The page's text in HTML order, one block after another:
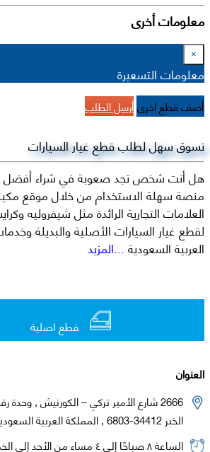
معلومات أخرى
×
معلومات التسعيرة
أضف قطع اخرىأرسل الطلب
تسوق سهل لطلب قطع غيار السيارات
هل أنت شخص تجد صعوبة في شراء أفضل قطع
منصة سهلة الاستخدام من خلال موقع
العربية السعودية...المزيد
قطع اصلية
العنوان
2666 شارع الأمير تركي – الكورنيش , وحدة رقم 102
الخبر 34412-6803 , المملكة العربية السعودية
الساعة ٨ صباحًا إلى ٤ مساء من الأحد إلى الخميس